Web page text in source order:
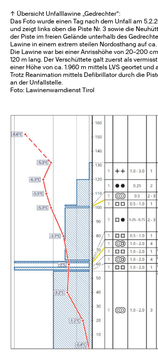
↑ Übersicht Unfalllawine „Gedrechter“:
Das Foto wurde einen Tag nach dem Unfall am
und zeigt links oben die Piste Nr. 3 sowie die
der Piste im freien Gelände unterhalb des
Lawine in einem extrem steilen Nordosthang auf
Die Lawine war bei einer Anrisshöhe von 20–200
120 m lang. Der Verschüttete galt zuerst als
einer Höhe von ca. 1.960 m mittels LVS geortet und
Trotz Reanimation mittels Defibrillator durch die
an der Unfallstelle.
Foto: Lawinenwarndienst Tirol